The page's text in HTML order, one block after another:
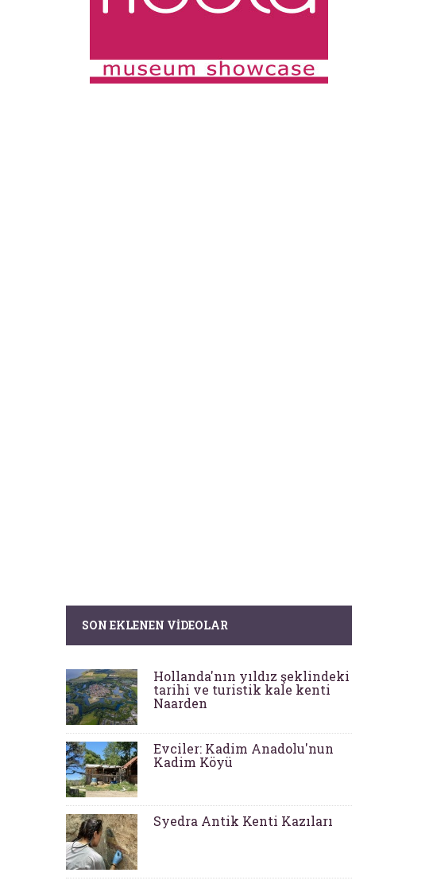
SON EKLENEN VIDEOLAR
Hollanda'nın yıldız şeklindeki
tarihi ve turistik kale kenti
Naarden
Evciler: Kadim Anadolu'nun
Kadim Köyü
Syedra Antik Kenti Kazıları